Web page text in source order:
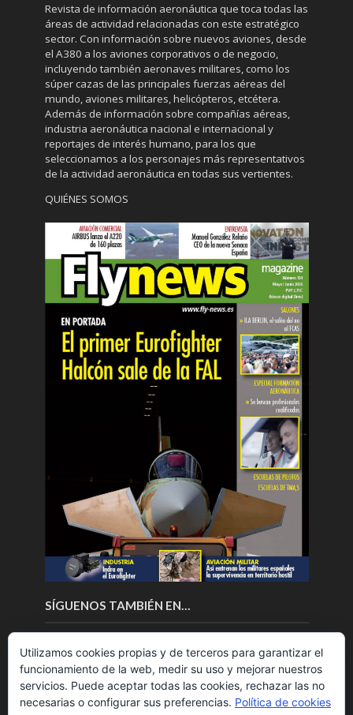
Revista de información aeronáutica que toca todas las
áreas de actividad relacionadas con este estratégico
sector. Con información sobre nuevos aviones, desde
el A380 a los aviones corporativos o de negocio,
incluyendo también aeronaves militares, como los
súper cazas de las principales fuerzas aéreas del
mundo, aviones militares, helicópteros, etcétera.
Además de información sobre compañías aéreas,
industria aeronáutica nacional e internacional y
reportajes de interés humano, para los que
seleccionamos a los personajes más representativos
de la actividad aeronáutica en todas sus vertientes.
QUIÉNES SOMOS
SÍGUENOS TAMBIÉN EN…
Utilizamos cookies propias y de terceros para garantizar el
funcionamiento de la web, medir su uso y mejorar nuestros
servicios. Puede aceptar todas las cookies, rechazar las no
necesarias o configurar sus preferencias. Política de cookies